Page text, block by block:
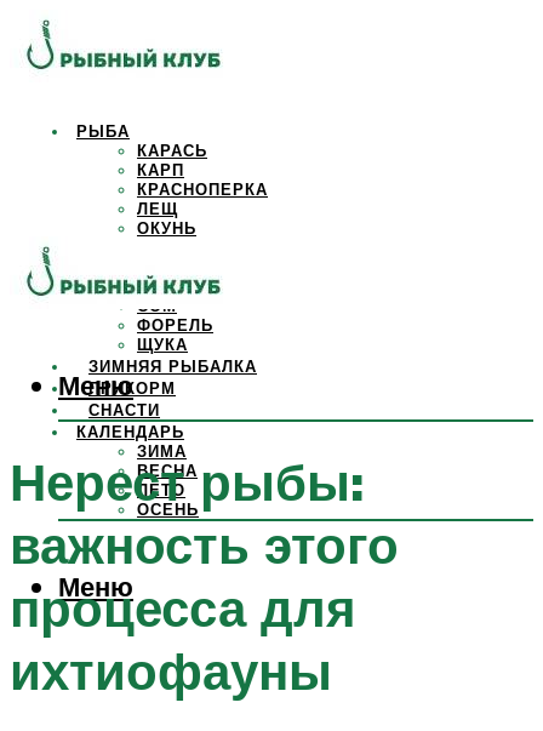
РЫБА
КАРАСЬ
КАРП
КРАСНОПЕРКА
ЛЕЩ
ОКУНЬ
САЗАН
СОМ
ФОРЕЛЬ
ЩУКА
ЗИМНЯЯ РЫБАЛКА
ПРИКОРМ
СНАСТИ
КАЛЕНДАРЬ
ЗИМА
ВЕСНА
ЛЕТО
ОСЕНЬ
Меню
Меню
Нерест рыбы:
важность этого
процесса для
ихтиофауны